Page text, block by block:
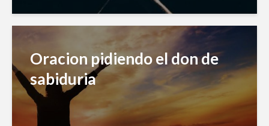
Oracion pidiendo el don de
sabiduria